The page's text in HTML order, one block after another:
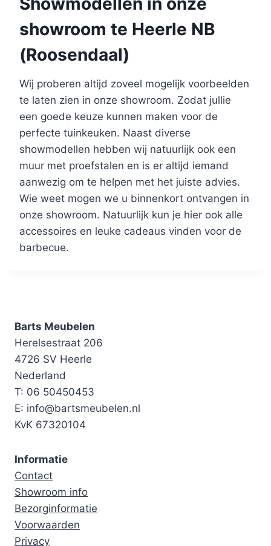
showroom te Heerle NB
(Roosendaal)
Wij proberen altijd zoveel mogelijk voorbeelden
te laten zien in onze showroom. Zodat jullie
een goede keuze kunnen maken voor de
perfecte tuinkeuken. Naast diverse
showmodellen hebben wij natuurlijk ook een
muur met proefstalen en is er altijd iemand
aanwezig om te helpen met het juiste advies.
Wie weet mogen we u binnenkort ontvangen in
onze showroom. Natuurlijk kun je hier ook alle
accessoires en leuke cadeaus vinden voor de
barbecue.
Barts Meubelen
Herelsestraat 206
4726 SV Heerle
Nederland
T: 06 50450453
E: info@bartsmeubelen.nl
KvK 67320104
Informatie
Contact
Showroom info
Bezorginformatie
Voorwaarden
Privacy